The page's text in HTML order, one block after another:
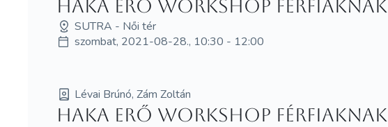
HAKA erő workshop férfiaknak
SUTRA - Női tér
szombat, 2021-08-28., 10:30 - 12:00
Lévai Brúnó, Zám Zoltán
HAKA erő workshop férfiaknak